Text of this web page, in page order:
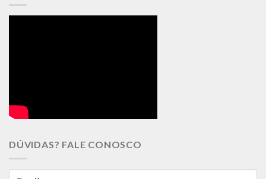
DÚVIDAS? FALE CONOSCO